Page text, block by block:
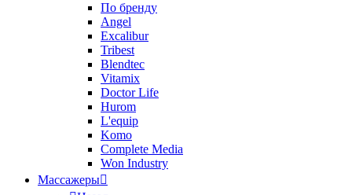
По бренду
Angel
Excalibur
Tribest
Blendtec
Vitamix
Doctor Life
Hurom
L'equip
Komo
Complete Media
Won Industry
Массажеры